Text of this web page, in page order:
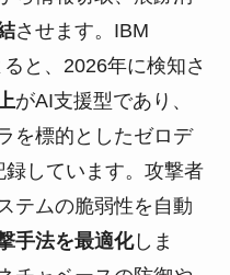
させます。IBM
と、2026年に検知さ
がAI支援型であり、
を標的としたゼロデ
録しています。攻撃者
テムの脆弱性を自動
手法を最適化しま